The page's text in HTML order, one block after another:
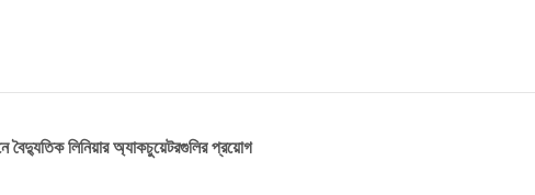
বৈদ্যুতিক লিনিয়ার অ্যাকচুয়েটরগুলির প্রয়োগ